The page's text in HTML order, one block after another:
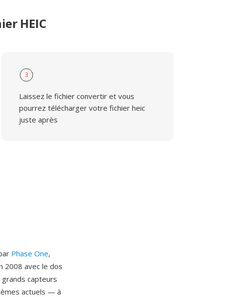
HEIC
3
Laissez le fichier convertir et vous
pourrez télécharger votre fichier heic
juste après
Phase One,
2008 avec le dos
capteurs
actuels — à